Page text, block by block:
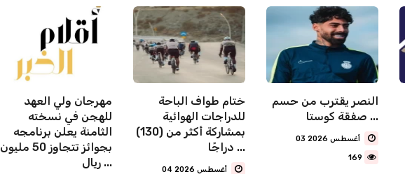
مهرجان ولي العهد
للهجن في نسخته
الثامنة يعلن برنامجه
بجوائز تتجاوز 50 مليون
ريال ...
ختام طواف الباحة
للدراجات الهوائية
بمشاركة أكثر من (130)
دراجًا ...
النصر يقترب من حسم
صفقة كوستا ...
169